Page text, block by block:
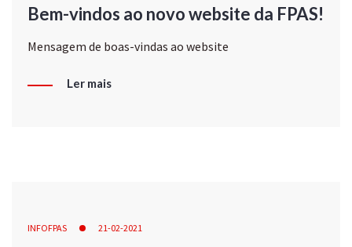
Bem-vindos ao novo website da FPAS!
Mensagem de boas-vindas ao website
Ler mais
INFOFPAS 21-02-2021